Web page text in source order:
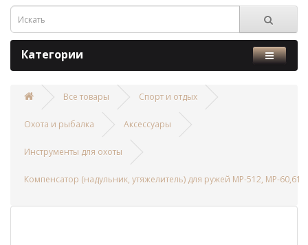
Категории
Все товары Спорт и отдых
Охота и рыбалка Аксессуары
Инструменты для охоты
Компенсатор (надульник, утяжелитель) для ружей МР-512, МР-60,61